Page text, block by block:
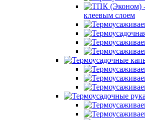
клеевым слоем